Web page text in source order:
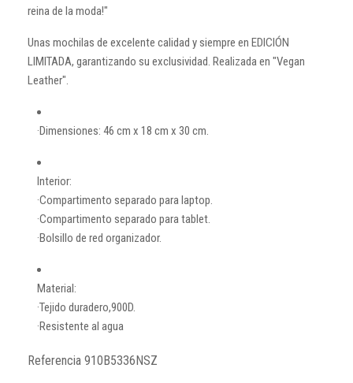
reina de la moda!"
Unas mochilas de excelente calidad y siempre en EDICIÓN
LIMITADA, garantizando su exclusividad. Realizada en "Vegan
Leather".
·Dimensiones: 46 cm x 18 cm x 30 cm.
Interior:
·Compartimento separado para laptop.
·Compartimento separado para tablet.
·Bolsillo de red organizador.
Material:
·Tejido duradero,900D.
·Resistente al agua
Referencia 910B5336NSZ